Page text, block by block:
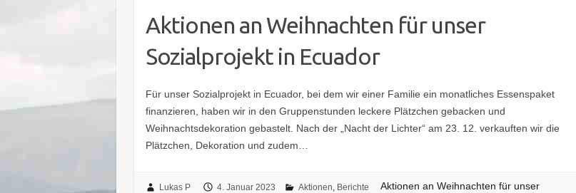
Aktionen an Weihnachten für unser
Sozialprojekt in Ecuador
Für unser Sozialprojekt in Ecuador, bei dem wir einer Familie ein monatliches Essenspaket
finanzieren, haben wir in den Gruppenstunden leckere Plätzchen gebacken und
Weihnachtsdekoration gebastelt. Nach der „Nacht der Lichter“ am 23. 12. verkauften wir die
Plätzchen, Dekoration und zudem…
Lukas P 4. Januar 2023 Aktionen Berichte
Aktionen an Weihnachten für unser